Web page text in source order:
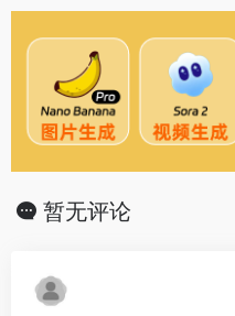
暂无评论